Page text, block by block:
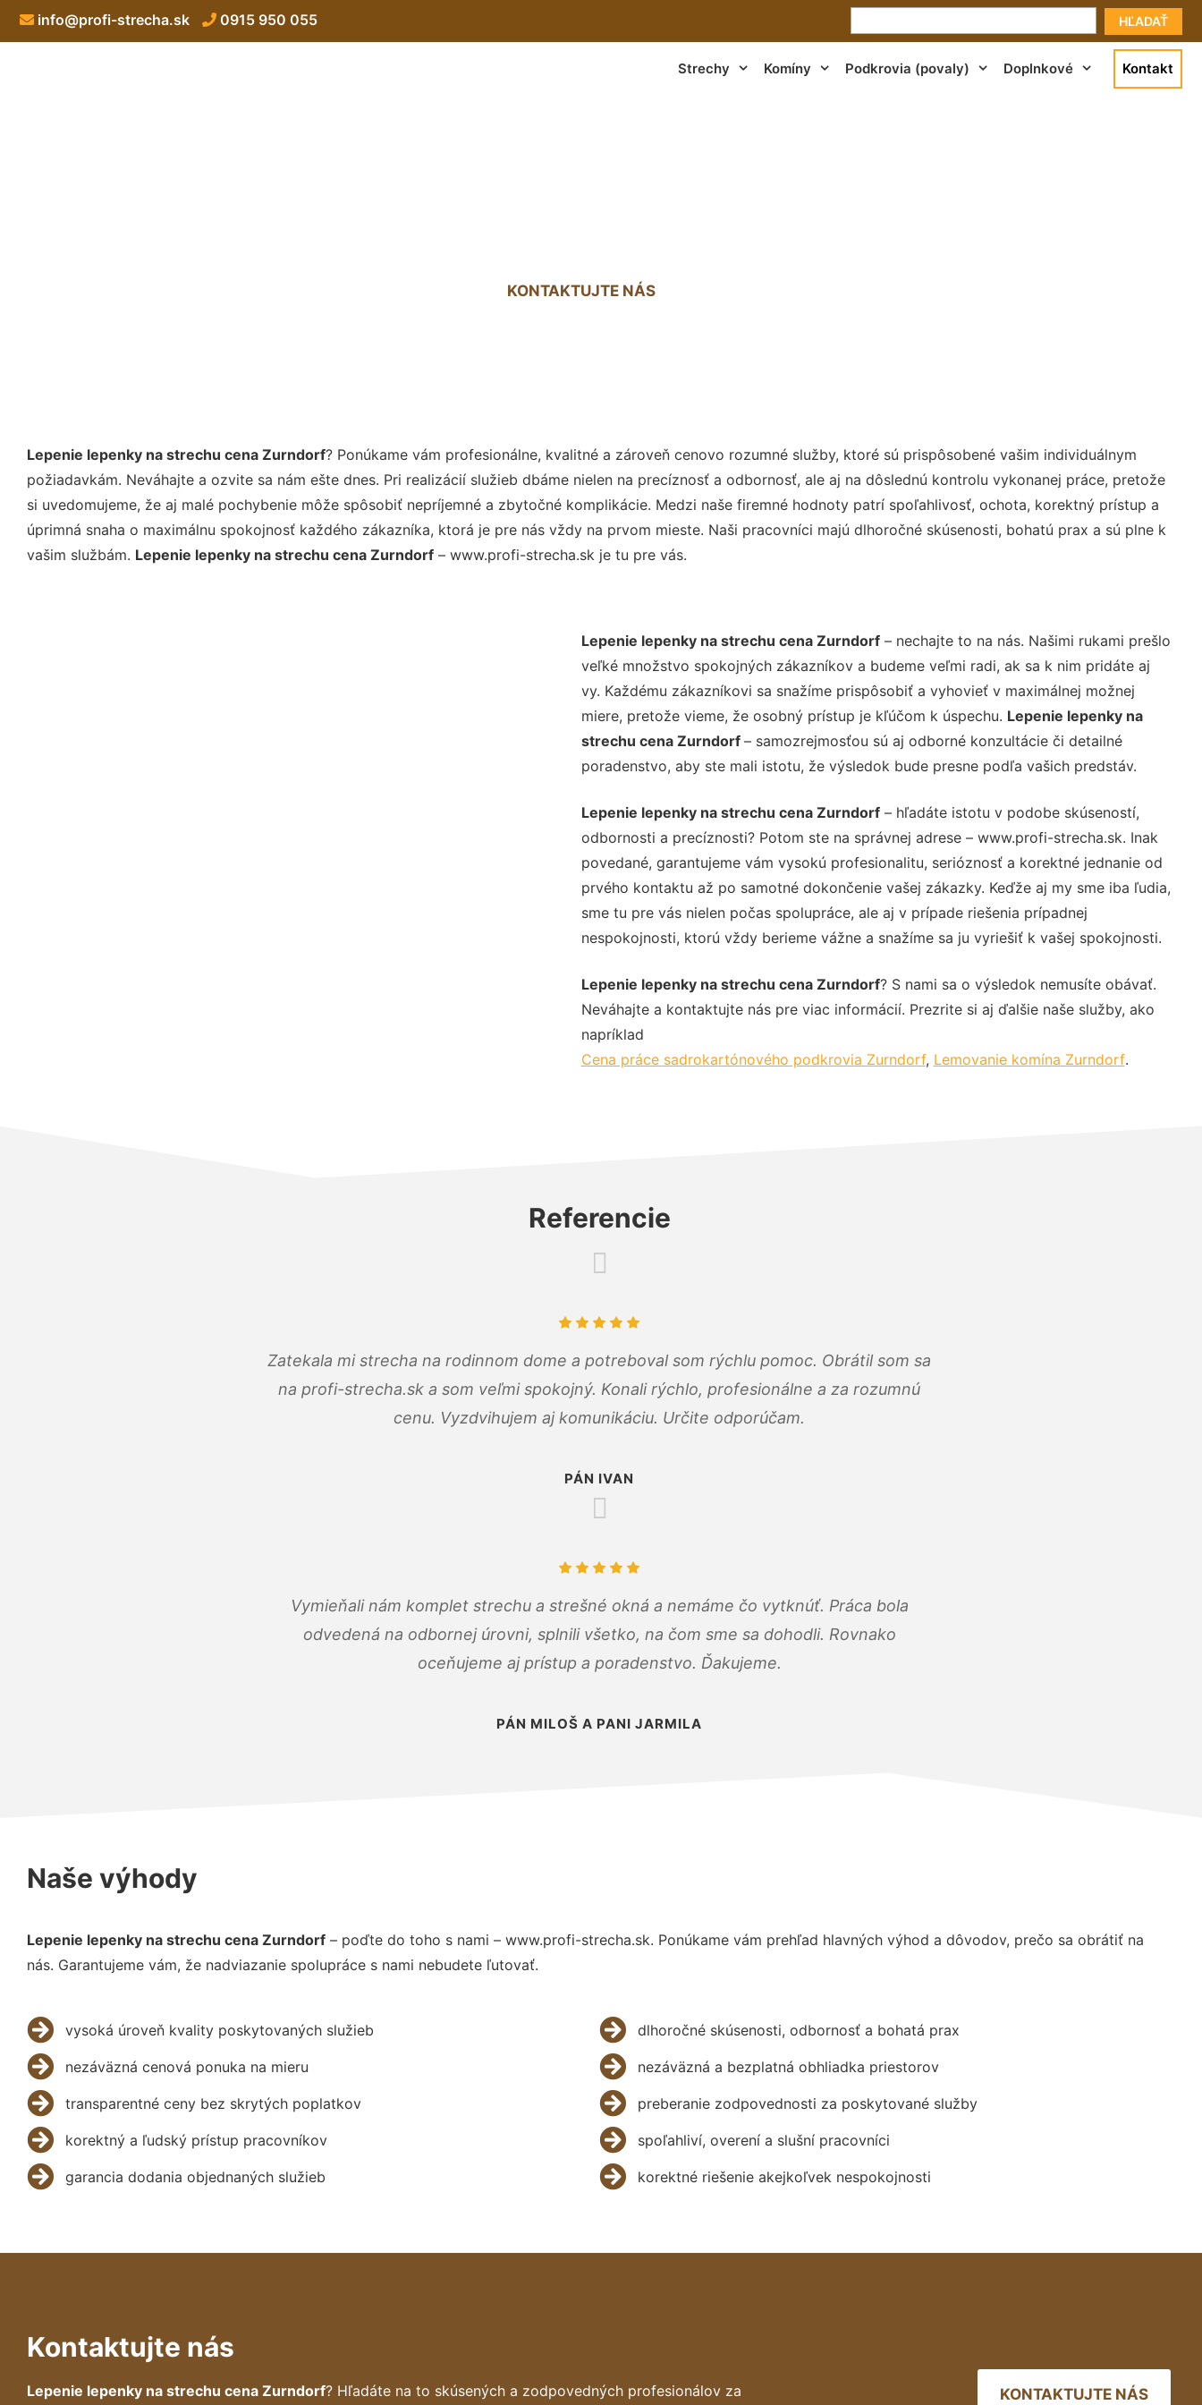
HĽADAŤ
info@profi-strecha.sk 0915 950 055
Strechy Komíny Podkrovia (povaly) Doplnkové Kontakt
KONTAKTUJTE NÁS
Lepenie lepenky na strechu cena Zurndorf? Ponúkame vám profesionálne, kvalitné a zároveň cenovo rozumné služby, ktoré sú prispôsobené vašim individuálnym
požiadavkám. Neváhajte a ozvite sa nám ešte dnes. Pri realizácií služieb dbáme nielen na precíznosť a odbornosť, ale aj na dôslednú kontrolu vykonanej práce, pretože
si uvedomujeme, že aj malé pochybenie môže spôsobiť nepríjemné a zbytočné komplikácie. Medzi naše firemné hodnoty patrí spoľahlivosť, ochota, korektný prístup a
úprimná snaha o maximálnu spokojnosť každého zákazníka, ktorá je pre nás vždy na prvom mieste. Naši pracovníci majú dlhoročné skúsenosti, bohatú prax a sú plne k
vašim službám. Lepenie lepenky na strechu cena Zurndorf – www.profi-strecha.sk je tu pre vás.
Lepenie lepenky na strechu cena Zurndorf– nechajte to na nás. Našimi rukami prešlo
veľké množstvo spokojných zákazníkov a budeme veľmi radi, ak sa k nim pridáte aj
vy. Každému zákazníkovi sa snažíme prispôsobiť a vyhovieť v maximálnej možnej
miere, pretože vieme, že osobný prístup je kľúčom k úspechu. Lepenie lepenky na
strechu cena Zurndorf – samozrejmosťou sú aj odborné konzultácie či detailné
poradenstvo, aby ste mali istotu, že výsledok bude presne podľa vašich predstáv.
Lepenie lepenky na strechu cena Zurndorf– hľadáte istotu v podobe skúseností,
odbornosti a precíznosti? Potom ste na správnej adrese – www.profi-strecha.sk. Inak
povedané, garantujeme vám vysokú profesionalitu, serióznosť a korektné jednanie od
prvého kontaktu až po samotné dokončenie vašej zákazky. Keďže aj my sme iba ľudia,
sme tu pre vás nielen počas spolupráce, ale aj v prípade riešenia prípadnej
nespokojnosti, ktorú vždy berieme vážne a snažíme sa ju vyriešiť k vašej spokojnosti.
Lepenie lepenky na strechu cena Zurndorf? S nami sa o výsledok nemusíte obávať.
Neváhajte a kontaktujte nás pre viac informácií. Prezrite si aj ďalšie naše služby, ako
napríklad
Cena práce sadrokartónového podkrovia Zurndorf, Lemovanie komína Zurndorf.
Referencie
Zatekala mi strecha na rodinnom dome a potreboval som rýchlu pomoc. Obrátil som sa
na profi-strecha.sk a som veľmi spokojný. Konali rýchlo, profesionálne a za rozumnú
cenu. Vyzdvihujem aj komunikáciu. Určite odporúčam.
PÁN IVAN
Vymieňali nám komplet strechu a strešné okná a nemáme čo vytknúť. Práca bola
odvedená na odbornej úrovni, splnili všetko, na čom sme sa dohodli. Rovnako
oceňujeme aj prístup a poradenstvo. Ďakujeme.
PÁN MILOŠ A PANI JARMILA
Naše výhody
Lepenie lepenky na strechu cena Zurndorf – poďte do toho s nami – www.profi-strecha.sk. Ponúkame vám prehľad hlavných výhod a dôvodov, prečo sa obrátiť na
nás. Garantujeme vám, že nadviazanie spolupráce s nami nebudete ľutovať.
vysoká úroveň kvality poskytovaných služieb
nezáväzná cenová ponuka na mieru
transparentné ceny bez skrytých poplatkov
korektný a ľudský prístup pracovníkov
garancia dodania objednaných služieb
dlhoročné skúsenosti, odbornosť a bohatá prax
nezáväzná a bezplatná obhliadka priestorov
preberanie zodpovednosti za poskytované služby
spoľahliví, overení a slušní pracovníci
korektné riešenie akejkoľvek nespokojnosti
Kontaktujte nás
Lepenie lepenky na strechu cena Zurndorf? Hľadáte na to skúsených a zodpovedných profesionálov za KONTAKTUJTE NÁS